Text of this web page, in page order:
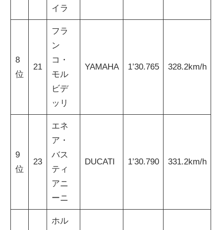
イラ
8
位
21
フラ
ン
コ・
モル
ビデ
ッリ
YAMAHA 1’30.765 328.2km/h
9
位
23
エネ
ア・
バス
ティ
アニ
ーニ
DUCATI 1’30.790 331.2km/h
ホル